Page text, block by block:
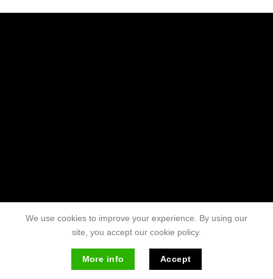
We use cookies to improve your experience. By using our
site, you accept our cookie policy.
More info Accept